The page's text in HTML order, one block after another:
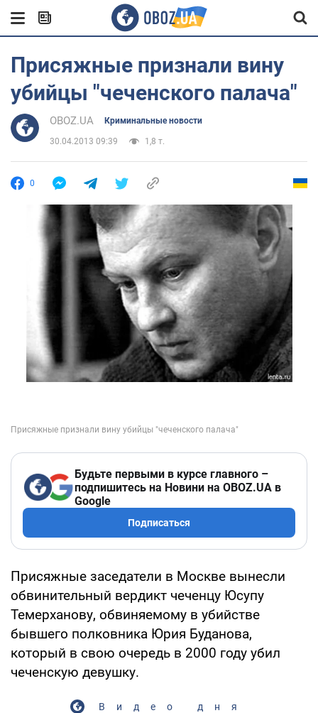
Присяжные признали вину
убийцы "чеченского палача"
OBOZ.UA Криминальные новости
30.04.2013 09:39 1,8 т.
0
Будьте первыми в курсе главного –
подпишитесь на Новини на OBOZ.UA в
Google
Подписаться
Присяжные заседатели в Москве вынесли
обвинительный вердикт чеченцу Юсупу
Темерханову, обвиняемому в убийстве
бывшего полковника Юрия Буданова,
который в свою очередь в 2000 году убил
чеченскую девушку.
Видео дня